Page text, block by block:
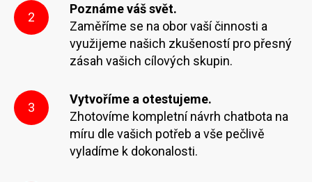
2
Poznáme váš svět.
Zaměříme se na obor vaší činnosti a
využijeme našich zkušeností pro přesný
zásah vašich cílových skupin.
3
Vytvoříme a otestujeme.
Zhotovíme kompletní návrh chatbota na
míru dle vašich potřeb a vše pečlivě
vyladíme k dokonalosti.